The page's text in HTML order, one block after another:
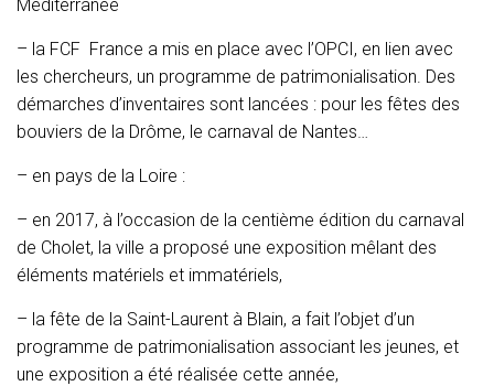
Méditerranée
– la FCF France a mis en place avec l’OPCI, en lien avec
les chercheurs, un programme de patrimonialisation. Des
démarches d’inventaires sont lancées : pour les fêtes des
bouviers de la Drôme, le carnaval de Nantes…
– en pays de la Loire :
– en 2017, à l’occasion de la centième édition du carnaval
de Cholet, la ville a proposé une exposition mêlant des
éléments matériels et immatériels,
– la fête de la Saint-Laurent à Blain, a fait l’objet d’un
programme de patrimonialisation associant les jeunes, et
une exposition a été réalisée cette année,